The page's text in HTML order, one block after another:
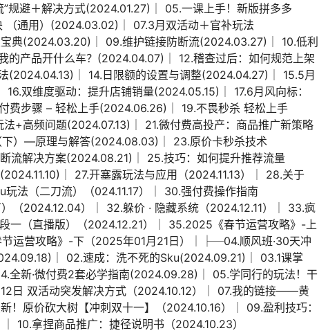
规避＋解决方式(2024.01.27)│ 05.一课上手！新版拼多多
通用）(2024.03.02)│ 07.3月双活动＋官补玩法
典(2024.03.20)│ 09.维护链接防断流(2024.03.27)│ 10.低利
的产品开什么车？(2024.04.07)│ 12.稽查过后：如何规范上架
(2024.04.13)│ 14.日限额的设置与调整(2024.04.27)│ 15.5月
双维度驱动：提升店铺销量(2024.05.15)│ 17.6月风向标：
费步骤 – 轻松上手(2024.06.26)│ 19.不畏秒杀 轻松上手
+高频问题(2024.07.13)│ 21.微付费高投产：商品推广新策略
下）—原理与解答(2024.08.03)│ 23.原价卡秒杀技术
流解决方案(2024.08.21)│ 25.技巧：如何提升推荐流量
27.开塞露玩法与应用（2024.11.13）│ 28.关于
法（二刀流）（024.11.17）│ 30.强付费操作指南
）（2024.12.04）│ 32.躲价 · 隐藏系统（2024.12.11）│ 33.疯
一（直播版）（2024.12.21）│ 35.2025《春节运营攻略》-上
运营攻略》-下（2025年01月21日）│├─04.顺风班·30天冲
02.速成：洗不死的Sku(2024.09.21)│ 03.1课掌
新·微付费2套必学指南(2024.09.28)│ 05.学同行的玩法！干
日 双活动突发解决方式（2024.10.12）│ 07.我的链接——黄
！原价砍大树【冲刺双十一】（2024.10.16）│ 09.盈利技巧：
10.拿捏商品推广：捷径说明书（2024.10.23）